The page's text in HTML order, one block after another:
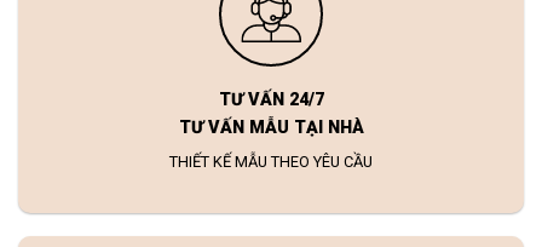
TƯ VẤN 24/7
TƯ VẤN MẪU TẠI NHÀ
THIẾT KẾ MẪU THEO YÊU CẦU